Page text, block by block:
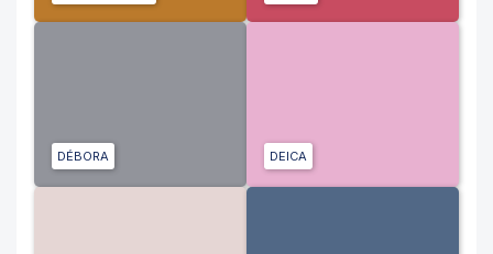
DÉBORA DEICA